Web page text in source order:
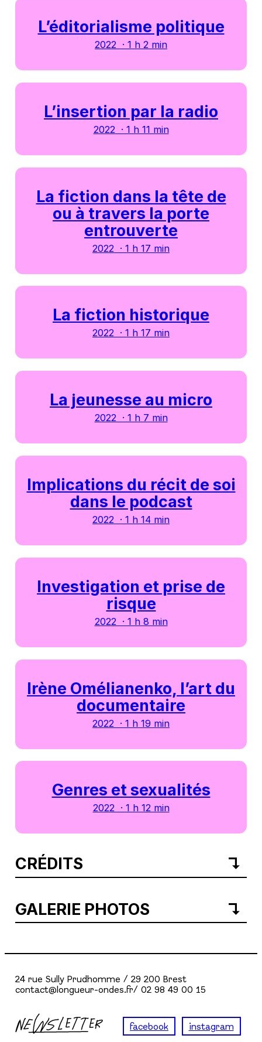
L’éditorialisme politique
2022 · 1 h 2 min
L’insertion par la radio
2022 · 1 h 11 min
La fiction dans la tête de
ou à travers la porte
entrouverte
2022 · 1 h 17 min
La fiction historique
2022 · 1 h 17 min
La jeunesse au micro
2022 · 1 h 7 min
Implications du récit de soi
dans le podcast
2022 · 1 h 14 min
Investigation et prise de
risque
2022 · 1 h 8 min
Irène Omélianenko, l’art du
documentaire
2022 · 1 h 19 min
Genres et sexualités
2022 · 1 h 12 min
CRÉDITS
GALERIE PHOTOS
24 rue Sully Prudhomme / 29 200 Brest
contact@longueur-ondes.fr/ 02 98 49 00 15
facebook instagram